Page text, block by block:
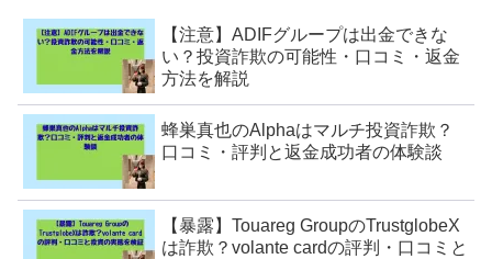
【注意】ADIFグループは出金できな
い？投資詐欺の可能性・口コミ・返金
方法を解説
蜂巣真也のAlphaはマルチ投資詐欺？
口コミ・評判と返金成功者の体験談
【暴露】Touareg GroupのTrustglobeX
は詐欺？volante cardの評判・口コミと